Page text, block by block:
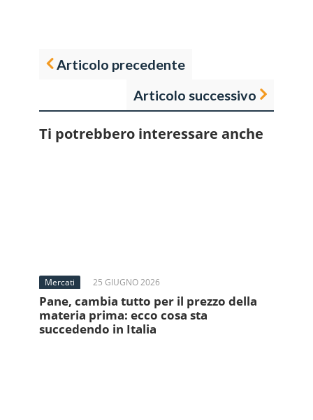
Articolo precedente
Articolo successivo
Ti potrebbero interessare anche
Mercati 25 GIUGNO 2026
Pane, cambia tutto per il prezzo della
materia prima: ecco cosa sta
succedendo in Italia